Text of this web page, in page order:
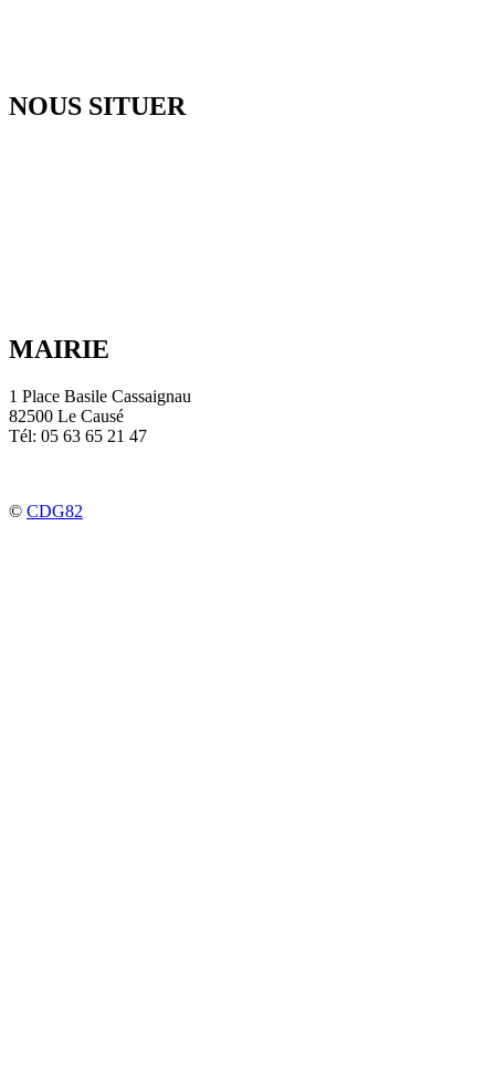
NOUS SITUER
MAIRIE
1 Place Basile Cassaignau
82500 Le Causé
Tél: 05 63 65 21 47
© CDG82